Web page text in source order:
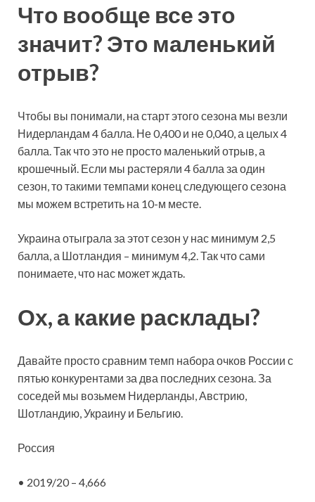
Что вообще все это
значит? Это маленький
отрыв?
Чтобы вы понимали, на старт этого сезона мы везли
Нидерландам 4 балла. Не 0,400 и не 0,040, а целых 4
балла. Так что это не просто маленький отрыв, а
крошечный. Если мы растеряли 4 балла за один
сезон, то такими темпами конец следующего сезона
мы можем встретить на 10-м месте.
Украина отыграла за этот сезон у нас минимум 2,5
балла, а Шотландия – минимум 4,2. Так что сами
понимаете, что нас может ждать.
Ох, а какие расклады?
Давайте просто сравним темп набора очков России с
пятью конкурентами за два последних сезона. За
соседей мы возьмем Нидерланды, Австрию,
Шотландию, Украину и Бельгию.
Россия
• 2019/20 – 4,666